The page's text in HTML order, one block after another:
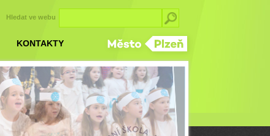
Hledat ve webu
KONTAKTY